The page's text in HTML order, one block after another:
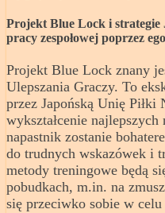
Projekt Blue Lock i strategie
pracy zespołowej poprzez
Projekt Blue Lock znany
Ulepszania Graczy. To
przez Japońską Unię
wykształcenie
napastnik zostanie
do trudnych wskazówek i
metody treningowe będą
pobudkach, m.in. na
się przeciwko sobie w